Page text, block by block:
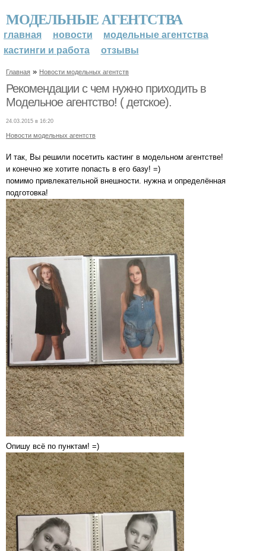
МОДЕЛЬНЫЕ АГЕНТСТВА
главная новости
модельные агентства
кастинги и работа
отзывы
Главная » Новости модельных агентств
Рекомендации с чем нужно приходить в
Модельное агентство! ( детское).
24.03.2015 в 16:20
Новости модельных агентств
И так, Вы решили посетить кастинг в модельном агентстве!
и конечно же хотите попасть в его базу! =)
помимо привлекательной внешности. нужна и определённая
подготовка!
Опишу всё по пунктам! =)